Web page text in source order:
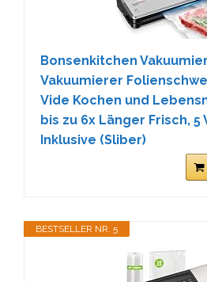
Bonsenkitchen
Vakuumierer
Vide Kochen und
bis zu 6x Länger Frisch,
Inklusive (Sliber)
BESTSELLER NR. 5